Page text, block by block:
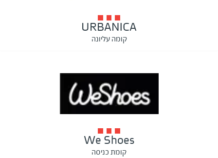
URBANICA
קומה עליונה
We Shoes
קומת כניסה